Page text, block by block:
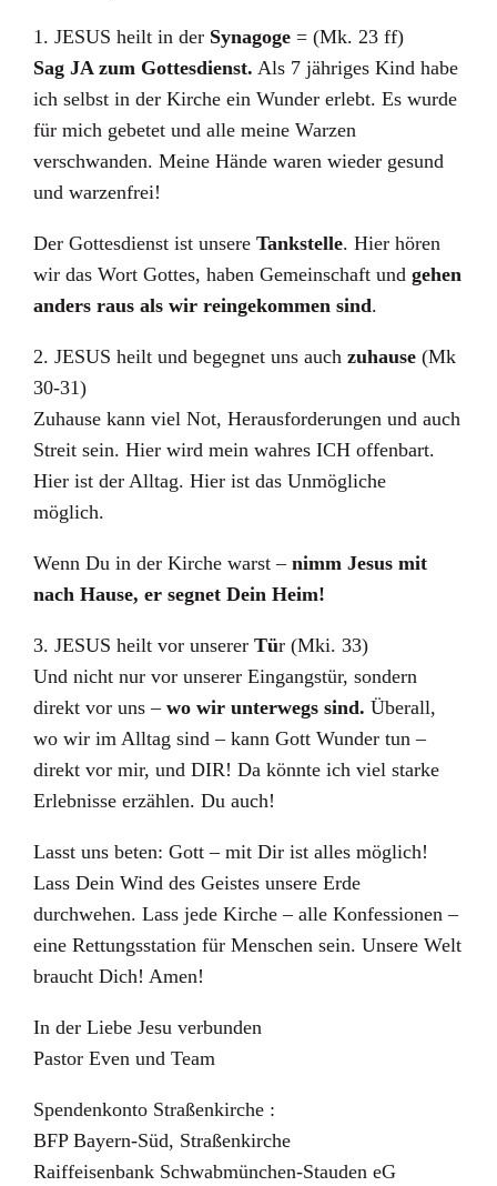
1. JESUS heilt in der Synagoge = (Mk. 23 ff)
Sag JA zum Gottesdienst. Als 7 jähriges Kind habe
ich selbst in der Kirche ein Wunder erlebt. Es wurde
für mich gebetet und alle meine Warzen
verschwanden. Meine Hände waren wieder gesund
und warzenfrei!
Der Gottesdienst ist unsereTankstelle. Hier hören
wir das Wort Gottes, haben Gemeinschaft undgehen
anders raus als wir reingekommen sind.
2. JESUS heilt und begegnet uns auchzuhause (Mk
30-31)
Zuhause kann viel Not, Herausforderungen und auch
Streit sein. Hier wird mein wahres ICH offenbart.
Hier ist der Alltag. Hier ist das Unmögliche
möglich.
Wenn Du in der Kirche warst –nimm Jesus mit
nach Hause, er segnet Dein Heim!
3. JESUS heilt vor unsererTür (Mki. 33)
Und nicht nur vor unserer Eingangstür, sondern
direkt vor uns –wo wir unterwegs sind. Überall,
wo wir im Alltag sind – kann Gott Wunder tun –
direkt vor mir, und DIR! Da könnte ich viel starke
Erlebnisse erzählen. Du auch!
Lasst uns beten: Gott – mit Dir ist alles möglich!
Lass Dein Wind des Geistes unsere Erde
durchwehen. Lass jede Kirche – alle Konfessionen –
eine Rettungsstation für Menschen sein. Unsere Welt
braucht Dich! Amen!
In der Liebe Jesu verbunden
Pastor Even und Team
Spendenkonto Straßenkirche :
BFP Bayern-Süd, Straßenkirche
Raiffeisenbank Schwabmünchen-Stauden eG